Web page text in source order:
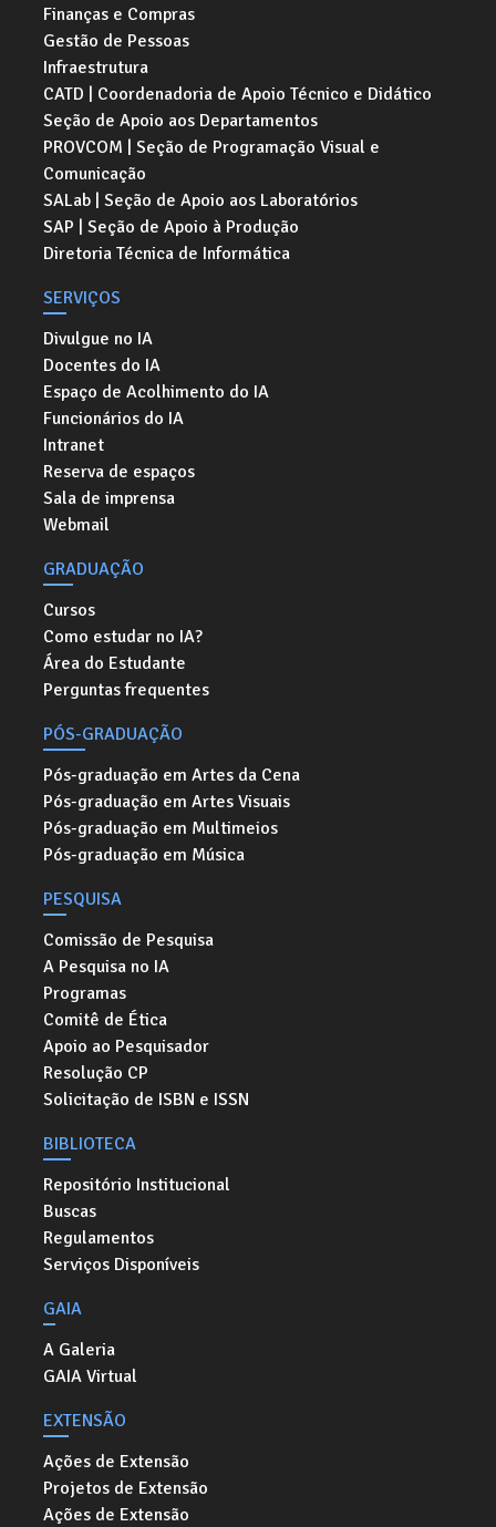
Finanças e Compras
Gestão de Pessoas
Infraestrutura
CATD | Coordenadoria de Apoio Técnico e Didático
Seção de Apoio aos Departamentos
PROVCOM | Seção de Programação Visual e
Comunicação
SALab | Seção de Apoio aos Laboratórios
SAP | Seção de Apoio à Produção
Diretoria Técnica de Informática
SERVIÇOS
Divulgue no IA
Docentes do IA
Espaço de Acolhimento do IA
Funcionários do IA
Intranet
Reserva de espaços
Sala de imprensa
Webmail
GRADUAÇÃO
Cursos
Como estudar no IA?
Área do Estudante
Perguntas frequentes
PÓS-GRADUAÇÃO
Pós-graduação em Artes da Cena
Pós-graduação em Artes Visuais
Pós-graduação em Multimeios
Pós-graduação em Música
PESQUISA
Comissão de Pesquisa
A Pesquisa no IA
Programas
Comitê de Ética
Apoio ao Pesquisador
Resolução CP
Solicitação de ISBN e ISSN
BIBLIOTECA
Repositório Institucional
Buscas
Regulamentos
Serviços Disponíveis
GAIA
A Galeria
GAIA Virtual
EXTENSÃO
Ações de Extensão
Projetos de Extensão
Ações de Extensão